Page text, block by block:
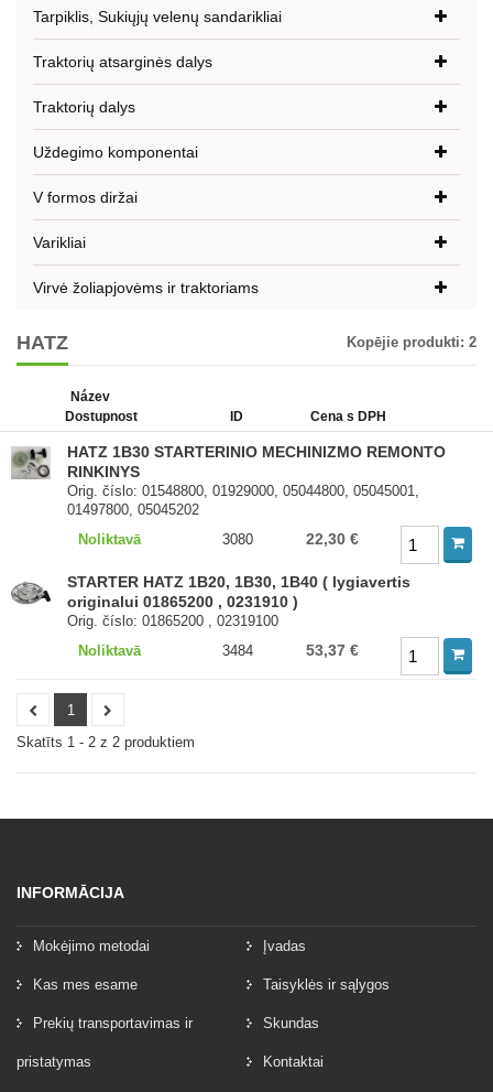
Tarpiklis, Sukiųjų velenų sandarikliai
Traktorių atsarginės dalys
Traktorių dalys
Uždegimo komponentai
V formos diržai
Varikliai
Virvė žoliapjovėms ir traktoriams
HATZ Kopējie produkti: 2
Název
Dostupnost
ID Cena s DPH
HATZ 1B30 STARTERINIO MECHINIZMO REMONTO
RINKINYS
Orig. číslo: 01548800, 01929000, 05044800, 05045001,
01497800, 05045202
Noliktavā
3080 22,30 €
STARTER HATZ 1B20, 1B30, 1B40 ( lygiavertis
originalui 01865200 , 0231910 )
Orig. číslo: 01865200 , 02319100
Noliktavā
3484 53,37 €
1
Skatīts 1 - 2 z 2 produktiem
INFORMĀCIJA
Mokėjimo metodai Įvadas
Kas mes esame Taisyklės ir sąlygos
Prekių transportavimas ir
pristatymas
Skundas
Kontaktai